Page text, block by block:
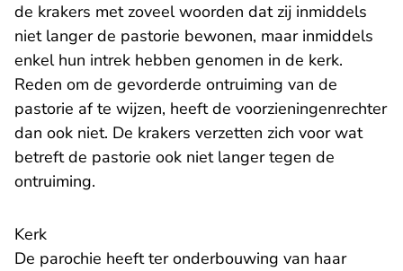
de krakers met zoveel woorden dat zij inmiddels
niet langer de pastorie bewonen, maar inmiddels
enkel hun intrek hebben genomen in de kerk.
Reden om de gevorderde ontruiming van de
pastorie af te wijzen, heeft de voorzieningenrechter
dan ook niet. De krakers verzetten zich voor wat
betreft de pastorie ook niet langer tegen de
ontruiming.
Kerk
De parochie heeft ter onderbouwing van haar